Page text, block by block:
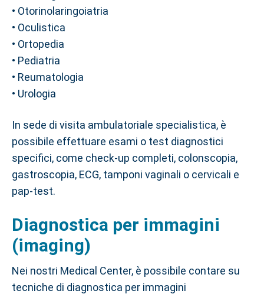
• Otorinolaringoiatria
• Oculistica
• Ortopedia
• Pediatria
• Reumatologia
• Urologia
In sede di visita ambulatoriale specialistica, è
possibile effettuare esami o test diagnostici
specifici, come check-up completi, colonscopia,
gastroscopia, ECG, tamponi vaginali o cervicali e
pap-test.
Diagnostica per immagini
(imaging)
Nei nostri Medical Center, è possibile contare su
tecniche di diagnostica per immagini